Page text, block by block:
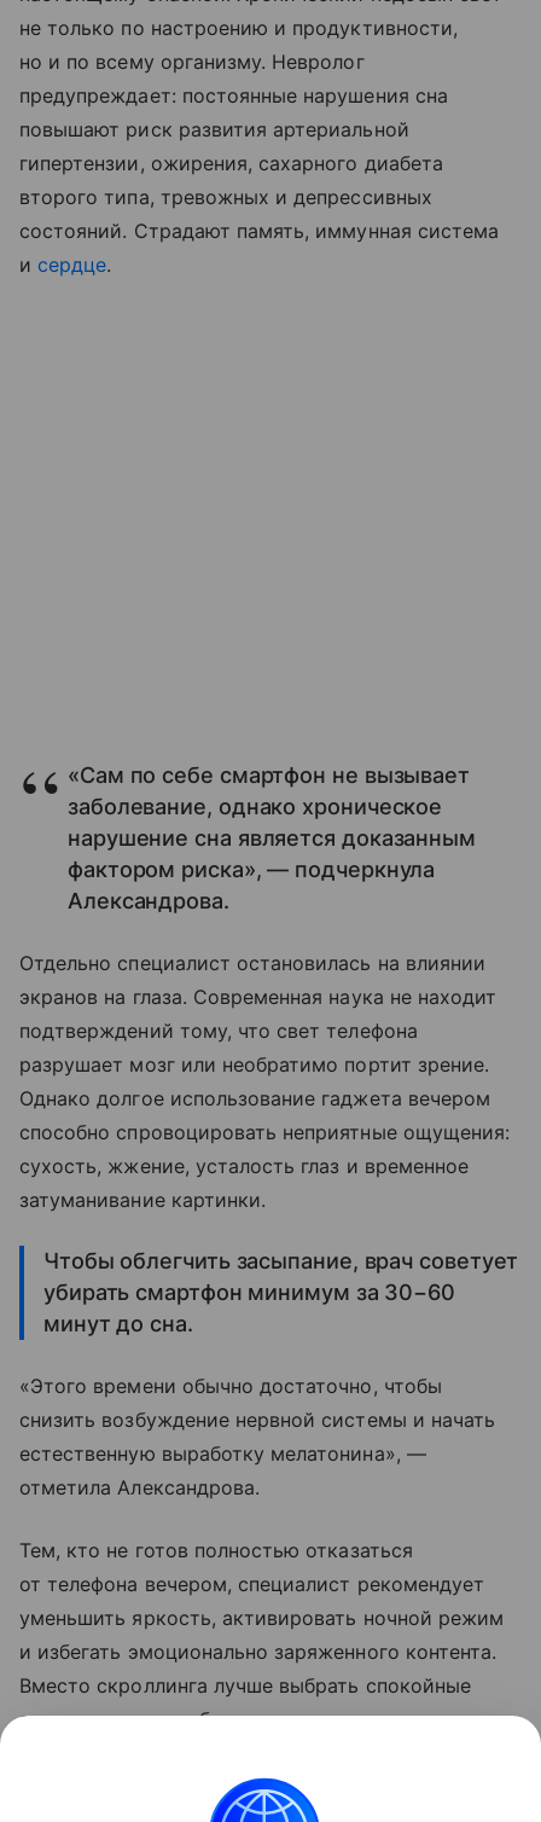
не только по настроению и продуктивности,
но и по всему организму. Невролог
предупреждает: постоянные нарушения сна
повышают риск развития артериальной
гипертензии, ожирения, сахарного диабета
второго типа, тревожных и депрессивных
состояний. Страдают память, иммунная система
и сердце.
«Сам по себе смартфон не вызывает
заболевание, однако хроническое
нарушение сна является доказанным
фактором риска», — подчеркнула
Александрова.
Отдельно специалист остановилась на влиянии
экранов на глаза. Современная наука не находит
подтверждений тому, что свет телефона
разрушает мозг или необратимо портит зрение.
Однако долгое использование гаджета вечером
способно спровоцировать неприятные ощущения:
сухость, жжение, усталость глаз и временное
затуманивание картинки.
Чтобы облегчить засыпание, врач советует
убирать смартфон минимум за 30−60
минут до сна.
«Этого времени обычно достаточно, чтобы
снизить возбуждение нервной системы и начать
естественную выработку мелатонина», —
отметила Александрова.
Тем, кто не готов полностью отказаться
от телефона вечером, специалист рекомендует
уменьшить яркость, активировать ночной режим
и избегать эмоционально заряженного контента.
Вместо скроллинга лучше выбрать спокойные
занятия: почитать бумажную книгу, послушать